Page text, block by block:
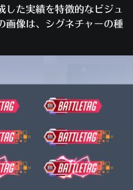
した実績を特徴的なビジュ
画像は、シグネチャーの種